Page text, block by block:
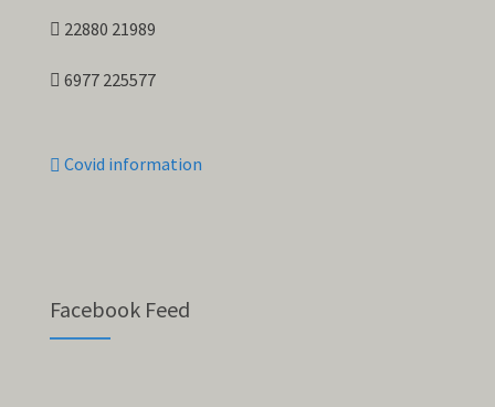
22880 21989
6977 225577
Covid information
Facebook Feed